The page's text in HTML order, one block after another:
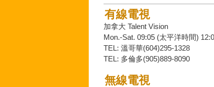
有線電視
加拿大 Talent Vision
Mon.-Sat. 09:05 (太平洋時間)
TEL: 溫哥華(604)295-1328
TEL: 多倫多(905)889-8090
無線電視